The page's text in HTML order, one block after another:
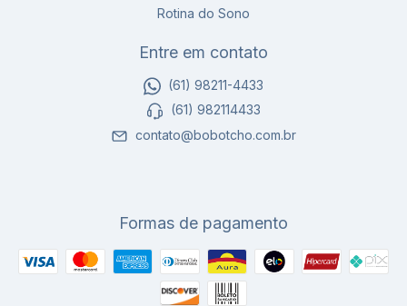
Rotina do Sono
Entre em contato
(61) 98211-4433
(61) 982114433
contato@bobotcho.com.br
Formas de pagamento